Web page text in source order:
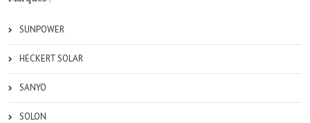
SUNPOWER
HECKERT SOLAR
SANYO
SOLON